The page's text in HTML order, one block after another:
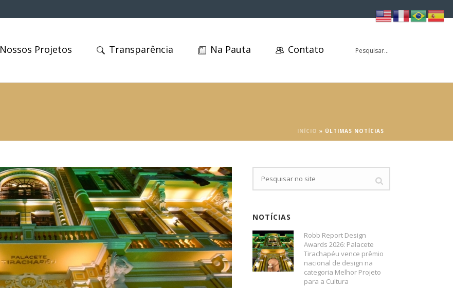
Nossos Projetos Transparência Na Pauta Contato
INÍCIO » ÚLTIMAS NOTÍCIAS
NOTÍCIAS
Robb Report Design
Awards 2026: Palacete
Tirachapéu vence prêmio
nacional de design na
categoria Melhor Projeto
para a Cultura